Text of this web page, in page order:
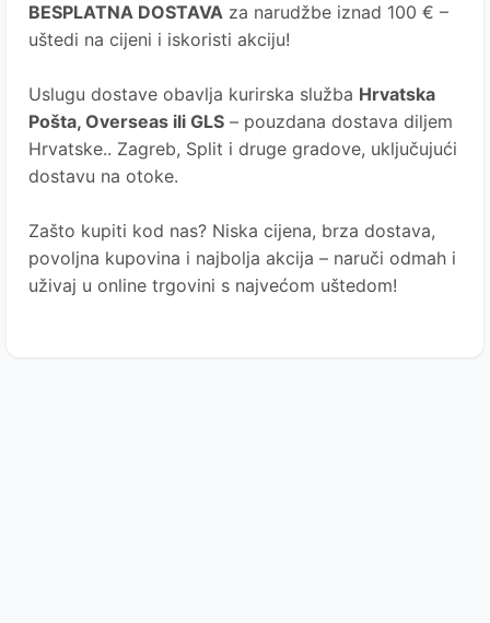
BESPLATNA DOSTAVA za narudžbe iznad 100 € –
uštedi na cijeni i iskoristi akciju!
Uslugu dostave obavlja kurirska služba Hrvatska
Pošta, Overseas ili GLS – pouzdana dostava diljem
Hrvatske.. Zagreb, Split i druge gradove, uključujući
dostavu na otoke.
Zašto kupiti kod nas? Niska cijena, brza dostava,
povoljna kupovina i najbolja akcija – naruči odmah i
uživaj u online trgovini s najvećom uštedom!